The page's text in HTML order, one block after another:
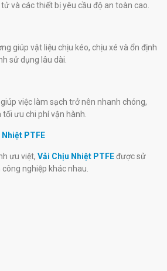
và các thiết bị yêu cầu độ an toàn cao.
giúp vật liệu chịu kéo, chịu xé và ổn định
sử dụng lâu dài.
việc làm sạch trở nên nhanh chóng,
ưu chi phí vận hành.
PTFE
ưu việt, Vải Chịu Nhiệt PTFEđược sử
nghiệp khác nhau.